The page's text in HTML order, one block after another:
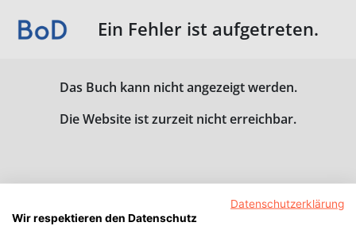
Ein Fehler ist aufgetreten.
Das Buch kann nicht angezeigt werden.
Die Website ist zurzeit nicht erreichbar.
Datenschutzerklärung
Wir respektieren den Datenschutz